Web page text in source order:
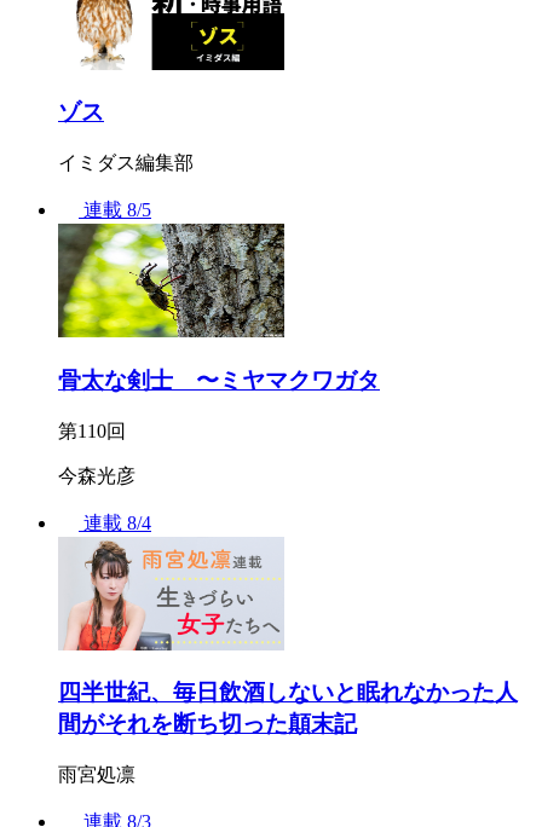
ゾス
イミダス編集部
連載 8/5
骨太な剣士 〜ミヤマクワガタ
第110回
今森光彦
連載 8/4
四半世紀、毎日飲酒しないと眠れなかった人
間がそれを断ち切った顛末記
雨宮処凛
連載 8/3